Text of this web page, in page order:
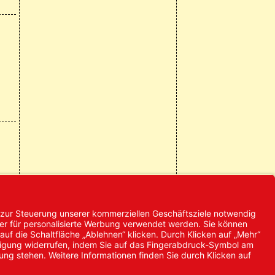
© 2024 Promed
Vertriebsgesellschaft mbH | Alle